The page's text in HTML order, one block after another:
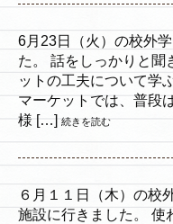
6月23日（火）の校外
た。 話をしっかりと聞
ットの工夫について学
マーケットでは、普段
様 […] 続きを読む
６月１１日（木）の校
施設に行きました。 使